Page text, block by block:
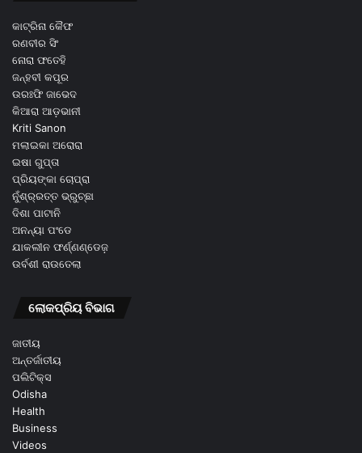
କାଟ୍ରିନା କୈଫ
ରଣବୀର ସିଂ
ନୋରା ଫତେହି
ଜନ୍ହବୀ କପୂର
ଉରଃଫି ଜାଭେଦ
କିଆରା ଆଡ଼ଭାନୀ
Kriti Sanon
ମଲାଇକା ଅରୋରା
ଇଷା ଗୁପ୍ତା
ପ୍ରିୟଙ୍କା ଚୋପ୍ରା
ନୁଁଶ୍ର୍ରତ୍ତ ଭ୍ରୁଚ୍ଛା
ଦିଶା ପାଟାନି
ଅନନ୍ୟା ପଂଡେ
ଯାକଲୀନ ଫର୍ଣ୍ଣଣ୍ଡେଜ଼
ଉର୍ବଶୀ ରାଉତେଲା
ଲୋକପ୍ରିୟ ବିଭାଗ
ଜାତୀୟ
ଅନ୍ତର୍ଜାତୀୟ
ପଲିଟିକ୍ସ
Odisha
Health
Business
Videos